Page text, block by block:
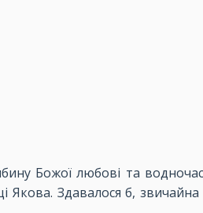
Божої любові та
Якова. Здавалося б,